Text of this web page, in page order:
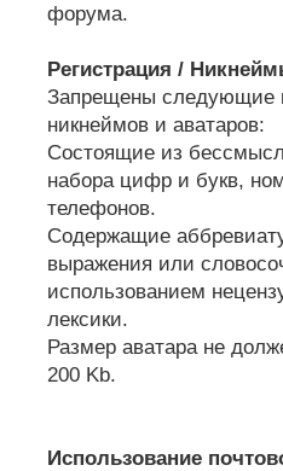
форума.
Регистрация /
Запрещены следующие
никнеймов и аватаров:
Состоящие из
набора цифр и букв,
телефонов.
Содержащие
выражения или
использованием
лексики.
Размер аватара не
200 Kb.
Использование